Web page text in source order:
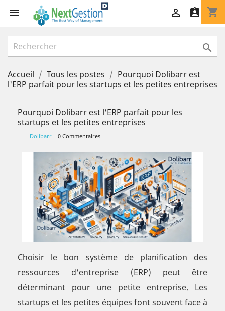
 shopping_cart
 

Accueil Tous les postes
Pourquoi Dolibarr est
l'ERP parfait pour les startups et les petites entreprises
Pourquoi Dolibarr est l'ERP parfait pour les
startups et les petites entreprises
Dolibarr 0 Commentaires
Choisir le bon système de planification des
ressources d'entreprise (ERP) peut être
déterminant pour une petite entreprise. Les
startups et les petites équipes font souvent face à